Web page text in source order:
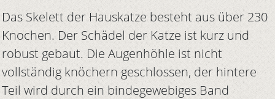
Das Skelett der Hauskatze besteht aus über 230
Knochen. Der Schädel der Katze ist kurz und
robust gebaut. Die Augenhöhle ist nicht
vollständig knöchern geschlossen, der hintere
Teil wird durch ein bindegewebiges Band